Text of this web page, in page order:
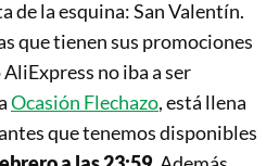
de la esquina: San Valentín.
que tienen sus promociones
no iba a ser
Ocasión Flechazo, está llena
que tenemos disponibles